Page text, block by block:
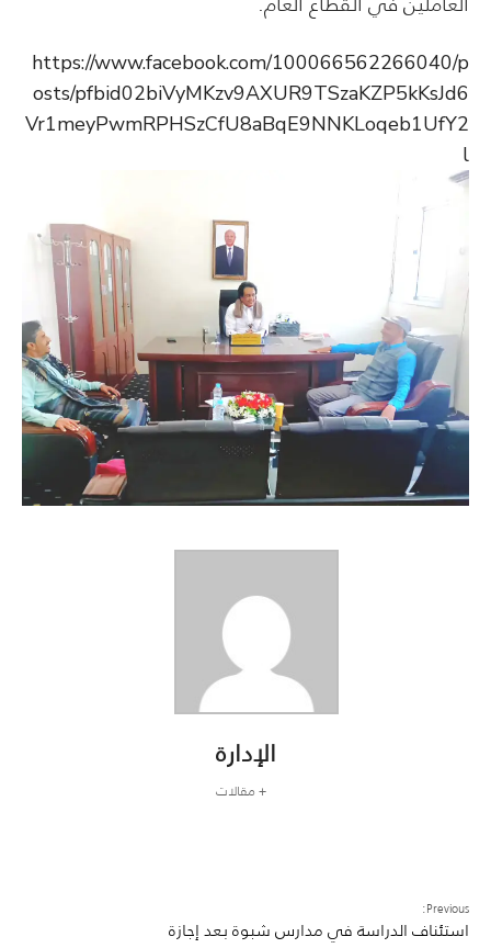
https://www.facebook.com/100066562266040/p
osts/pfbid02biVyMKzv9AXUR9TSzaKZP5kKsJd6
Vr1meyPwmRPHSzCfU8aBqE9NNKLoqeb1UfY2
l
الإدارة
+ مقالات
Previous:
استئناف الدراسة في مدارس شبوة بعد إجازة